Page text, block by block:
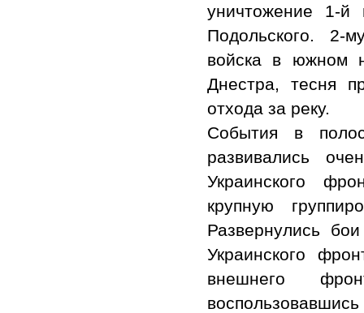
уничтожение 1-й
Подольского. 2-
войска в южном
Днестра, тесня
отхода за реку.
События в
развивались
Украинского
крупную
Развернулись
Украинского
внешнего